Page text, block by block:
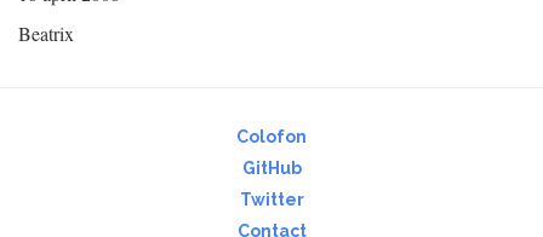
Beatrix
Colofon
GitHub
Twitter
Contact